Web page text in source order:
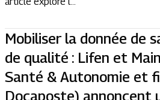
Mobiliser la donnée de
de qualité : Lifen et
Santé & Autonomie et
Docaposte) annoncent